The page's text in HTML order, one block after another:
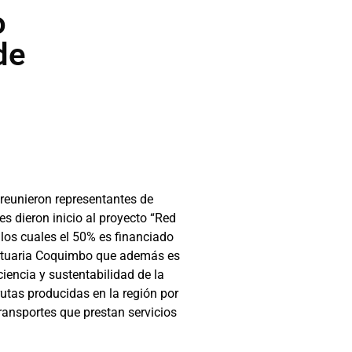
representantes de
dieron inicio al proyecto “Red
cuales el 50% es financiado
Coquimbo que además es
y sustentabilidad de la
producidas en la región por
que prestan servicios